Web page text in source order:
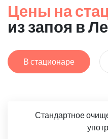
Цены на
из запоя в
В стационаре
Стандартное